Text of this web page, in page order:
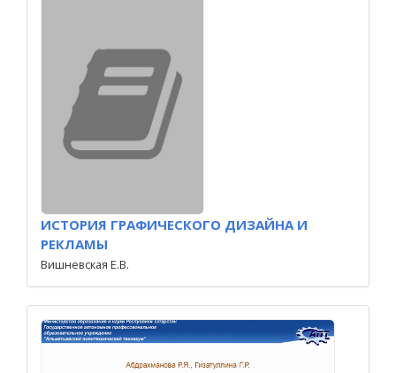
ИСТОРИЯ ГРАФИЧЕСКОГО ДИЗАЙНА И
РЕКЛАМЫ
Вишневская Е.В.